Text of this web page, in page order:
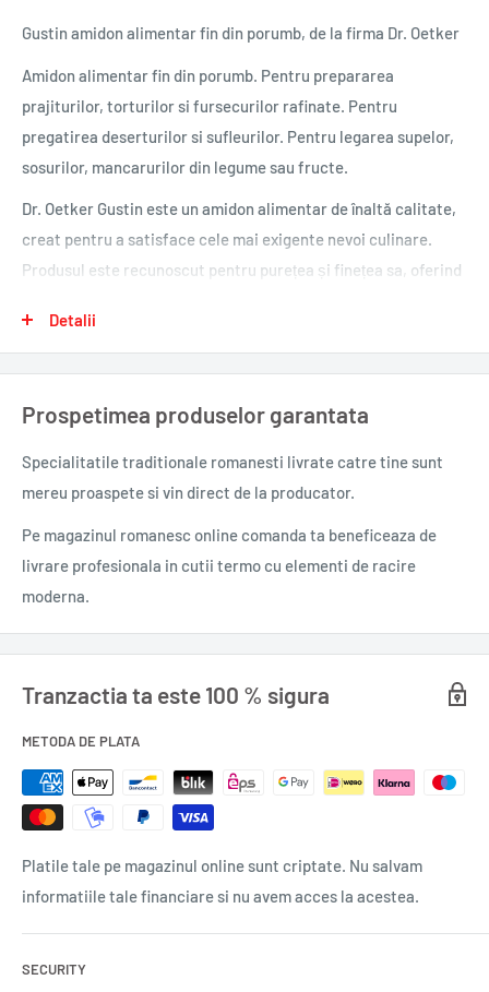
Gustin amidon alimentar fin din porumb, de la firma Dr. Oetker
Amidon alimentar fin din porumb. Pentru prepararea
prajiturilor, torturilor si fursecurilor rafinate. Pentru
pregatirea deserturilor si sufleurilor. Pentru legarea supelor,
sosurilor, mancarurilor din legume sau fructe.
Dr. Oetker Gustin este un amidon alimentar de înaltă calitate,
creat pentru a satisface cele mai exigente nevoi culinare.
Produsul este recunoscut pentru purețea și finețea sa, oferind
tale un aspect impecabil și o consistență delicată. Acest
amidon alimentar este versatil și poate fi utilizat într-o
varietate de rețete, de la sosuri și creme, la budinci și
Un alt avantaj notabil al Gustin-ului Dr. Oetker este
capacitatea sa de a se dizolva ușor, asigurând o omogenizare
rapidă și fără cocoloașe în preparatele tale. Acest lucru îl face
consistență plăcută și catifelată.
Gustinul Dr. Oetker este alegerea perfectă pentru cei care
doresc să obțină rezultate remarcabile în bucătărie. Adaugă o
acestui amidon alimentar de înaltă calitate, garantat să
Detalii
Prospetimea produselor garantata
Specialitatile traditionale romanesti livrate catre tine sunt
mereu proaspete si vin direct de la producator.
Pe magazinul romanesc online comanda ta beneficeaza de
livrare profesionala in cutii termo cu elementi de racire
moderna.
Tranzactia ta este 100 % sigura
METODA DE PLATA
Platile tale pe magazinul online sunt criptate. Nu salvam
informatiile tale financiare si nu avem acces la acestea.
SECURITY